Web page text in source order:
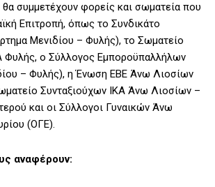
συμμετέχουν φορείς και σωματεία που
Επιτροπή, όπως το Συνδικάτο
Μενιδίου – Φυλής), το Σωματείο
Φυλής, ο Σύλλογος Εμποροϋπαλλήλων
– Φυλής), η Ένωση ΕΒΕ Άνω Λιοσίων
Συνταξιούχων ΙΚΑ Άνω Λιοσίων –
και οι Σύλλογοι Γυναικών Άνω
(ΟΓΕ).
αναφέρουν: